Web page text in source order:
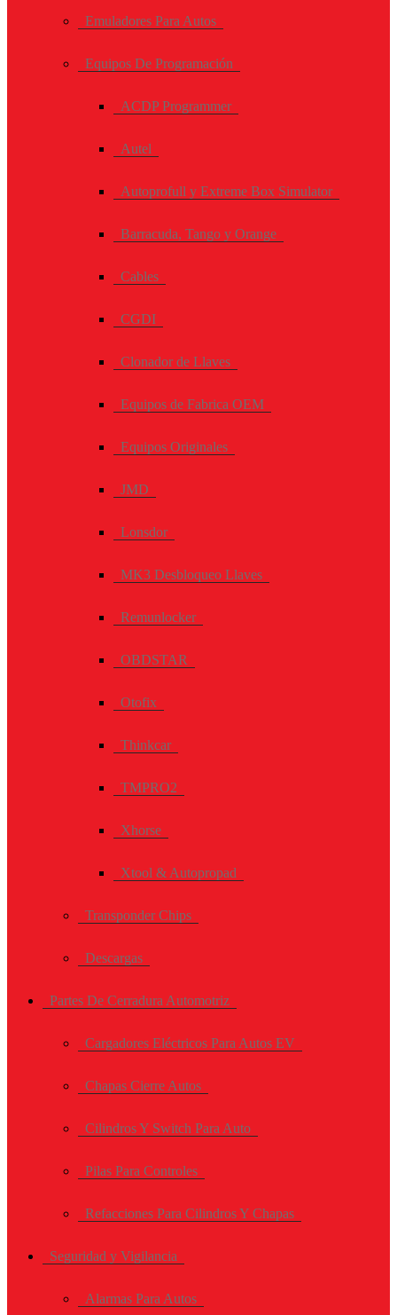
Emuladores Para Autos
Equipos De Programación
ACDP Programmer
Autel
Autoprofull y Extreme Box Simulator
Barracuda, Tango y Orange
Cables
CGDI
Clonador de Llaves
Equipos de Fabrica OEM
Equipos Originales
JMD
Lonsdor
MK3 Desbloqueo Llaves
Remunlocker
OBDSTAR
Otofix
Thinkcar
TMPRO2
Xhorse
Xtool & Autopropad
Transponder Chips
Descargas
Partes De Cerradura Automotriz
Cargadores Eléctricos Para Autos EV
Chapas Cierre Autos
Cilindros Y Switch Para Auto
Pilas Para Controles
Refacciones Para Cilindros Y Chapas
Seguridad y Vigilancia
Alarmas Para Autos